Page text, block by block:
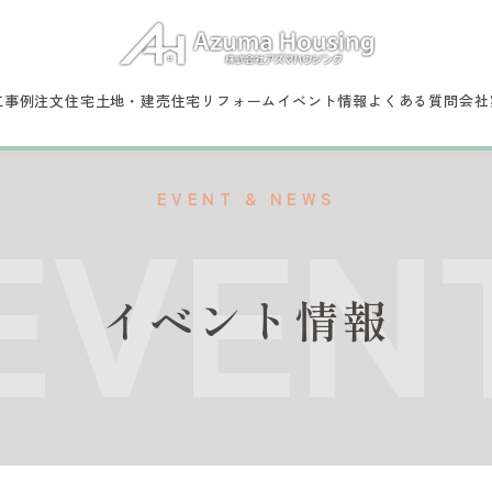
事例注文住宅土地・建売住宅 リフォーム イベント情報 よくある質問会社
EVENT & NEWS
EVENT
イベント情報